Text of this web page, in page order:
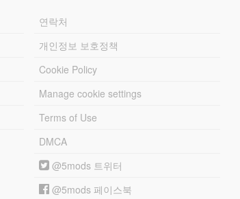
연락처
개인정보 보호정책
Cookie Policy
Manage cookie settings
Terms of Use
DMCA
@5mods 트위터
@5mods 페이스북